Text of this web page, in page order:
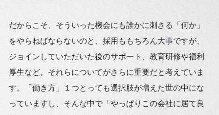
だからこそ、そういった機会にも誰かに刺さる「何か」
をやらねばならないのと、採用ももちろん大事ですが、
ジョインしていただいた後のサポート、教育研修や福利
厚生など。それらについてがさらに重要だと考えていま
す。「働き方」１つとっても選択肢が増えた世の中にな
っていますし、そんな中で「やっぱりこの会社に居て良